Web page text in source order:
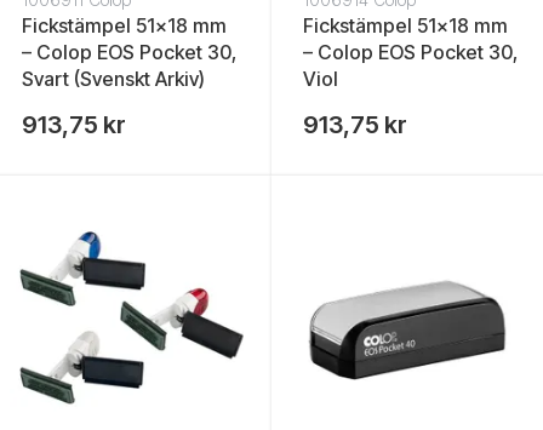
Fickstämpel 51x18 mm
– Colop EOS Pocket 30,
Svart (Svenskt Arkiv)
913,75 kr
Fickstämpel 51x18 mm
– Colop EOS Pocket 30,
Viol
913,75 kr